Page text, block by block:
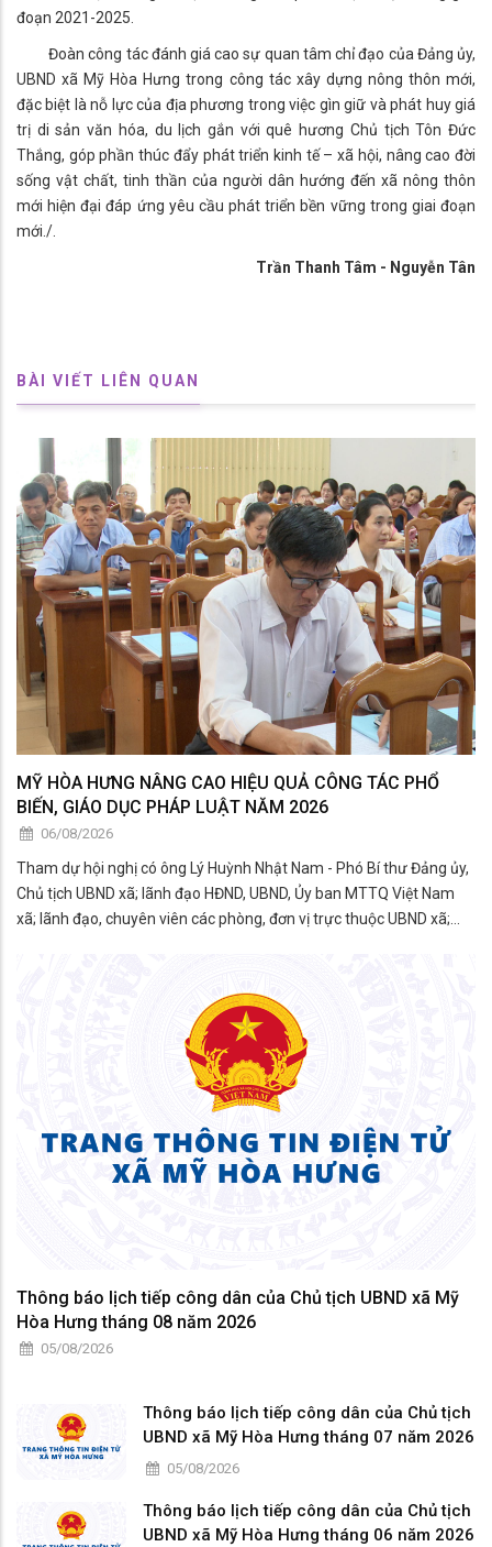
đoạn 2021-2025.
Đoàn công tác đánh giá cao sự quan tâm chỉ đạo của Đảng ủy,
UBND xã Mỹ Hòa Hưng trong công tác xây dựng nông thôn mới,
đặc biệt là nỗ lực của địa phương trong việc gìn giữ và phát huy giá
trị di sản văn hóa, du lịch gắn với quê hương Chủ tịch Tôn Đức
Thắng, góp phần thúc đẩy phát triển kinh tế – xã hội, nâng cao đời
sống vật chất, tinh thần của người dân hướng đến xã nông thôn
mới hiện đại đáp ứng yêu cầu phát triển bền vững trong giai đoạn
mới./.
Trần Thanh Tâm - Nguyễn Tân
BÀI VIẾT LIÊN QUAN
MỸ HÒA HƯNG NÂNG CAO HIỆU QUẢ CÔNG TÁC PHỔ
BIẾN, GIÁO DỤC PHÁP LUẬT NĂM 2026
06/08/2026
Tham dự hội nghị có ông Lý Huỳnh Nhật Nam - Phó Bí thư Đảng ủy,
Chủ tịch UBND xã; lãnh đạo HĐND, UBND, Ủy ban MTTQ Việt Nam
xã; lãnh đạo, chuyên viên các phòng, đơn vị trực thuộc UBND xã;
Thông báo lịch tiếp công dân của Chủ tịch UBND xã Mỹ
Hòa Hưng tháng 08 năm 2026
05/08/2026
Thông báo lịch tiếp công dân của Chủ tịch
UBND xã Mỹ Hòa Hưng tháng 07 năm 2026
05/08/2026
Thông báo lịch tiếp công dân của Chủ tịch
UBND xã Mỹ Hòa Hưng tháng 06 năm 2026